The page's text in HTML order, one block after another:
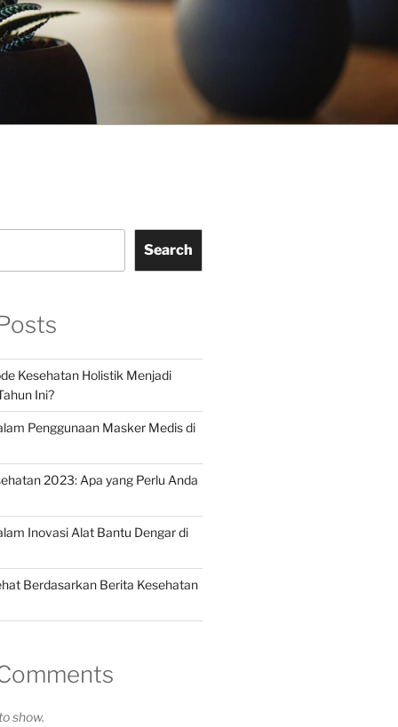
Search
Kesehatan Holistik Menjadi
Ini?
Penggunaan Masker Medis di
2023: Apa yang Perlu Anda
Inovasi Alat Bantu Dengar di
Berdasarkan Berita Kesehatan
show.